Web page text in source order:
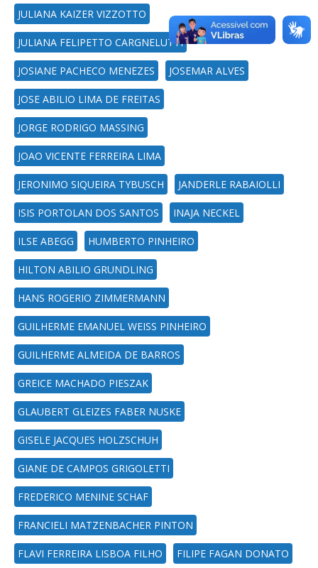
JULIANA KAIZER VIZZOTTO
JULIANA FELIPETTO CARGNELUTTI
JOSIANE PACHECO MENEZES JOSEMAR ALVES
JOSE ABILIO LIMA DE FREITAS
JORGE RODRIGO MASSING
JOAO VICENTE FERREIRA LIMA
JERONIMO SIQUEIRA TYBUSCH JANDERLE RABAIOLLI
ISIS PORTOLAN DOS SANTOS INAJA NECKEL
ILSE ABEGG HUMBERTO PINHEIRO
HILTON ABILIO GRUNDLING
HANS ROGERIO ZIMMERMANN
GUILHERME EMANUEL WEISS PINHEIRO
GUILHERME ALMEIDA DE BARROS
GREICE MACHADO PIESZAK
GLAUBERT GLEIZES FABER NUSKE
GISELE JACQUES HOLZSCHUH
GIANE DE CAMPOS GRIGOLETTI
FREDERICO MENINE SCHAF
FRANCIELI MATZENBACHER PINTON
FLAVI FERREIRA LISBOA FILHO FILIPE FAGAN DONATO